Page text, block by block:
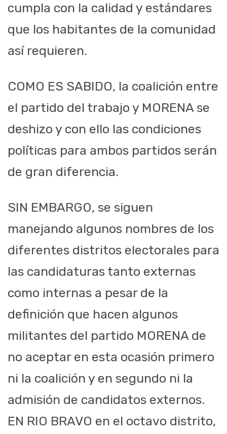
cumpla con la calidad y estándares
que los habitantes de la comunidad
así requieren.
COMO ES SABIDO, la coalición entre
el partido del trabajo y MORENA se
deshizo y con ello las condiciones
políticas para ambos partidos serán
de gran diferencia.
SIN EMBARGO, se siguen
manejando algunos nombres de los
diferentes distritos electorales para
las candidaturas tanto externas
como internas a pesar de la
definición que hacen algunos
militantes del partido MORENA de
no aceptar en esta ocasión primero
ni la coalición y en segundo ni la
admisión de candidatos externos.
EN RIO BRAVO en el octavo distrito,